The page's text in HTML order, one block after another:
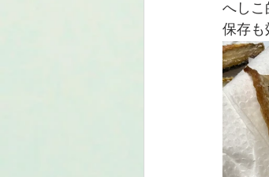
へしこ
保存も